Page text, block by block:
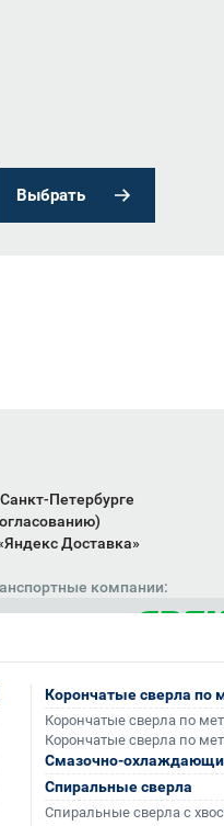
Выбрать
Петербурге
Доставка»
компании:
Корончатые сверла по
Корончатые сверла по
Корончатые сверла по
Смазочно-
Спиральные сверла
Спиральные сверла с